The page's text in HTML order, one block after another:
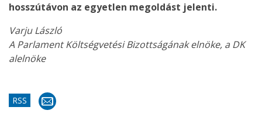
hosszútávon az egyetlen megoldást jelenti.
Varju László
A Parlament Költségvetési Bizottságának elnöke, a DK
alelnöke
RSS